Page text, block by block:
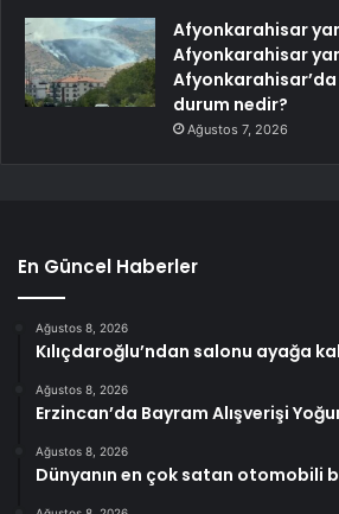
Afyonkarahisar
Afyonkarahisar
Afyonkarahisar’da
durum nedir?
Ağustos 7, 2026
En Güncel Haberler
Ağustos 8, 2026
Kılıçdaroğlu’ndan salonu ayağa
Ağustos 8, 2026
Erzincan’da Bayram Alışverişi
Ağustos 8, 2026
Dünyanın en çok satan otomobili